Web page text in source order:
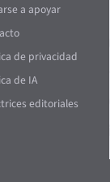
a apoyar
de privacidad
de IA
editoriales